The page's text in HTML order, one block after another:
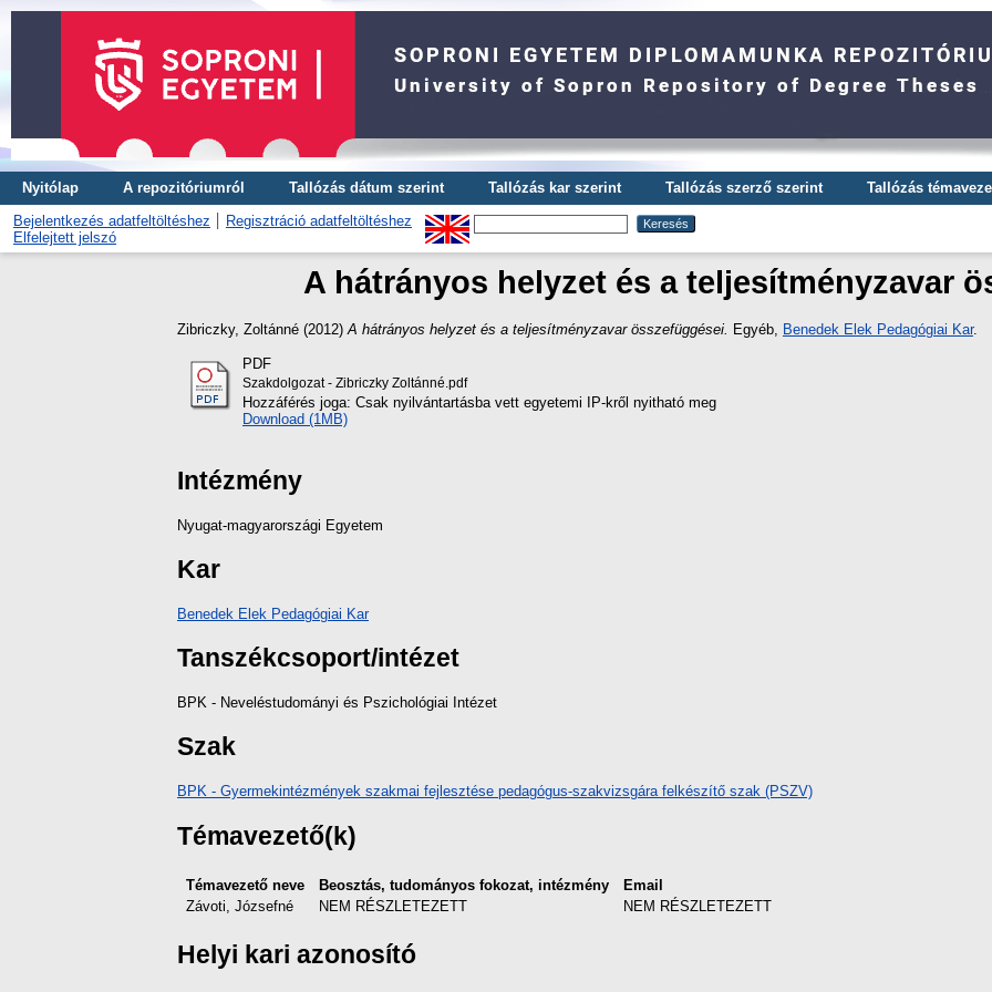
Nyitólap A repozitóriumról Tallózás dátum szerint Tallózás kar szerint Tallózás szerző szerint
Tallózás
Bejelentkezés adatfeltöltéshez
Regisztráció adatfeltöltéshez
Elfelejtett jelszó
A hátrányos helyzet és a teljesítményzavar
Zibriczky, Zoltánné (2012) A hátrányos helyzet és a teljesítményzavar összefüggései. Egyéb, Benedek Elek Pedagógiai Kar.
PDF
Szakdolgozat - Zibriczky Zoltánné.pdf
Hozzáférés joga: Csak nyilvántartásba vett egyetemi IP-kről nyitható meg
Download (1MB)
Intézmény
Nyugat-magyarországi Egyetem
Kar
Benedek Elek Pedagógiai Kar
Tanszékcsoport/intézet
BPK - Neveléstudományi és Pszichológiai Intézet
Szak
BPK - Gyermekintézmények szakmai fejlesztése pedagógus-szakvizsgára felkészítő szak (PSZV)
Témavezető(k)
Témavezető neve Beosztás, tudományos fokozat, intézmény
Email
Závoti, Józsefné
NEM RÉSZLETEZETT NEM RÉSZLETEZETT
Helyi kari azonosító